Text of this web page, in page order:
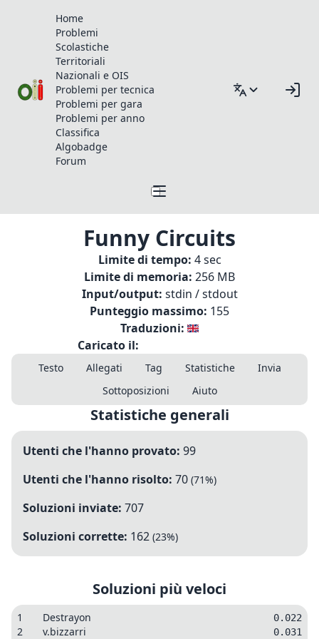
Home
Problemi
Scolastiche
Territoriali
Nazionali e OIS
Problemi per tecnica
Problemi per gara
Problemi per anno
Classifica
Algobadge
Forum
Funny Circuits
Limite di tempo: 4 sec
Limite di memoria: 256 MB
Input/output: stdin / stdout
Punteggio massimo: 155
Traduzioni:
Caricato il:
Testo Allegati Tag Statistiche
Invia
Sottoposizioni
Aiuto
Statistiche generali
Utenti che l'hanno provato: 99
Utenti che l'hanno risolto: 70 (71%)
Soluzioni inviate: 707
Soluzioni corrette: 162 (23%)
Soluzioni più veloci
1 Destrayon 0.022
2 v.bizzarri 0.031